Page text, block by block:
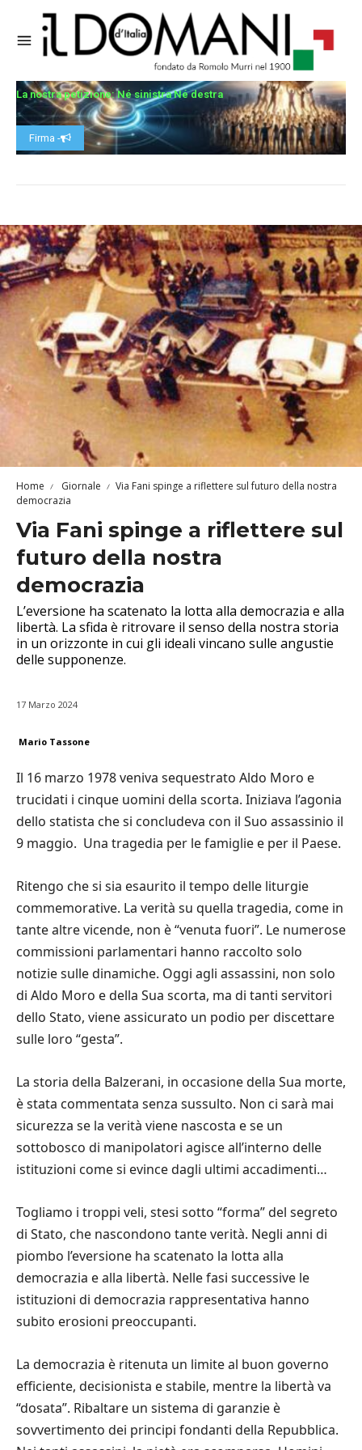
La nostra petizione: Né sinistra Né destra
Firma -
Home Giornale
Via Fani spinge a riflettere sul futuro della nostra
democrazia
Via Fani spinge a riflettere sul
futuro della nostra
democrazia
L’eversione ha scatenato la lotta alla democrazia e alla
libertà. La sfida è ritrovare il senso della nostra storia
in un orizzonte in cui gli ideali vincano sulle angustie
delle supponenze.
17 Marzo 2024
Mario Tassone
Il 16 marzo 1978 veniva sequestrato Aldo Moro e
trucidati i cinque uomini della scorta. Iniziava l’agonia
dello statista che si concludeva con il Suo assassinio il
9 maggio. Una tragedia per le famiglie e per il Paese.
Ritengo che si sia esaurito il tempo delle liturgie
commemorative. La verità su quella tragedia, come in
tante altre vicende, non è “venuta fuori”. Le numerose
commissioni parlamentari hanno raccolto solo
notizie sulle dinamiche. Oggi agli assassini, non solo
di Aldo Moro e della Sua scorta, ma di tanti servitori
dello Stato, viene assicurato un podio per discettare
sulle loro “gesta”.
La storia della Balzerani, in occasione della Sua morte,
è stata commentata senza sussulto. Non ci sarà mai
sicurezza se la verità viene nascosta e se un
sottobosco di manipolatori agisce all’interno delle
istituzioni come si evince dagli ultimi accadimenti…
Togliamo i troppi veli, stesi sotto “forma” del segreto
di Stato, che nascondono tante verità. Negli anni di
piombo l’eversione ha scatenato la lotta alla
democrazia e alla libertà. Nelle fasi successive le
istituzioni di democrazia rappresentativa hanno
subito erosioni preoccupanti.
La democrazia è ritenuta un limite al buon governo
efficiente, decisionista e stabile, mentre la libertà va
“dosata”. Ribaltare un sistema di garanzie è
sovvertimento dei principi fondanti della Repubblica.